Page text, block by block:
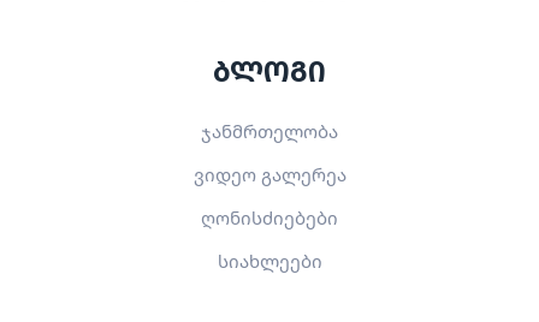
ბლოგი
ჯანმრთელობა
ვიდეო გალერეა
ღონისძიებები
სიახლეები